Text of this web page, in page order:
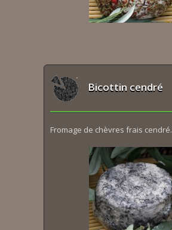
Bicottin cendré
Fromage de chèvres frais cendré.